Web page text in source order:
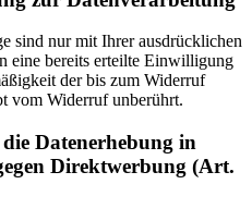
sind nur mit Ihrer ausdrücklichen
eine bereits erteilte Einwilligung
der bis zum Widerruf
vom Widerruf unberührt.
Datenerhebung in
Direktwerbung (Art.